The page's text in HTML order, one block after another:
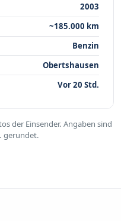
2003
~185.000 km
Benzin
Obertshausen
Vor 20 Std.
der Einsender. Angaben sind
gerundet.